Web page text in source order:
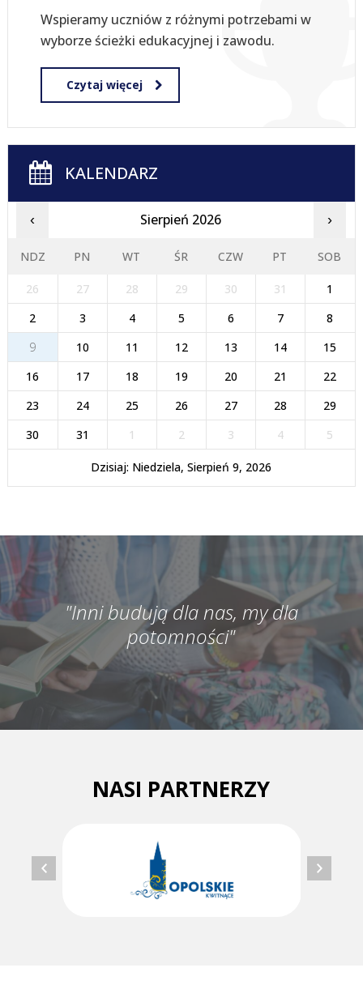
Wspieramy uczniów z różnymi potrzebami w
wyborze ścieżki edukacyjnej i zawodu.
Czytaj więcej
KALENDARZ
‹ Sierpień 2026 ›
NDZ PN WT ŚR CZW PT SOB
26 27 28 29 30 31
1
2
3 4 5 6 7
8
9
10 11 12 13 14
15
16
17 18 19 20 21
22
23
24 25 26 27 28
29
30
31 1 2 3 4 5
Dzisiaj: Niedziela, Sierpień 9, 2026
"Inni budują dla nas, my dla
potomności"
NASI PARTNERZY